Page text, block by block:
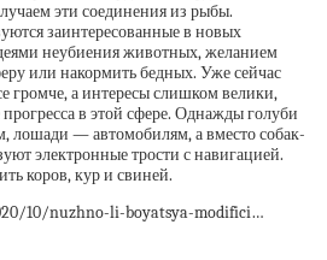
эти соединения из рыбы.
заинтересованные в новых
неубиения животных, желанием
или накормить бедных. Уже сейчас
громче, а интересы слишком велики,
в этой сфере. Однажды голуби
лошади — автомобилям, а вместо собак-
электронные трости с навигацией.
коров, кур и свиней.
10/nuzhno-li-boyatsya-modifici…